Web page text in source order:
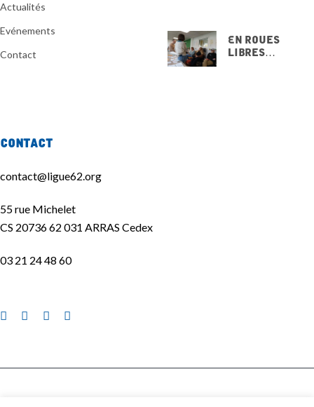
Actualités
Evénements
Contact
En Roues
Libres…
Contact
contact@ligue62.org
55 rue Michelet
CS 20736 62 031 ARRAS Cedex
03 21 24 48 60